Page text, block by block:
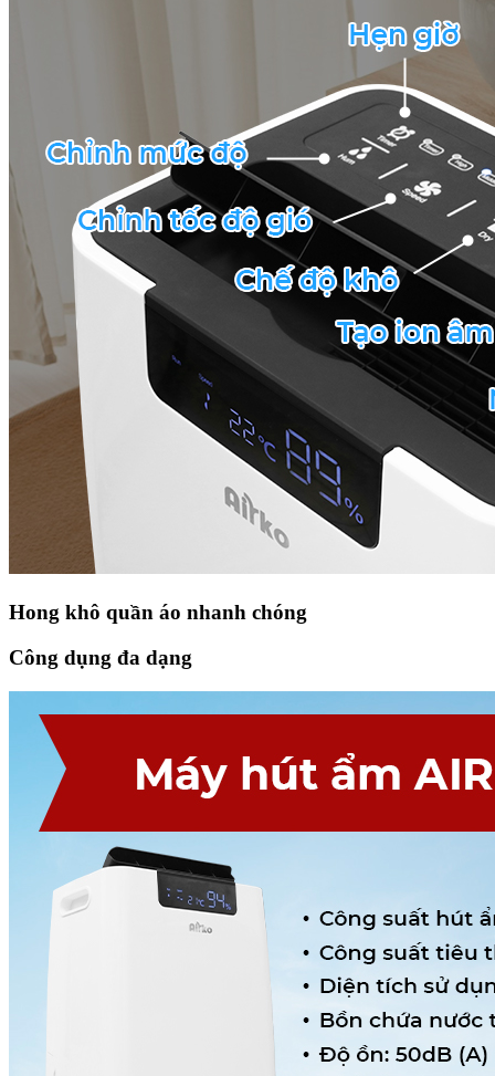
Hong khô quần áo nhanh chóng
Công dụng đa dạng